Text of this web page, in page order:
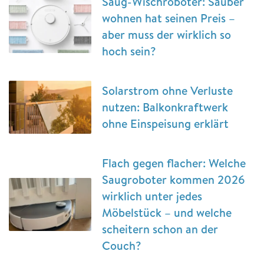
wohnen hat seinen Preis –
aber muss der wirklich so
hoch sein?
Solarstrom ohne Verluste
nutzen: Balkonkraftwerk
ohne Einspeisung erklärt
Flach gegen flacher: Welche
Saugroboter kommen 2026
wirklich unter jedes
Möbelstück – und welche
scheitern schon an der
Couch?